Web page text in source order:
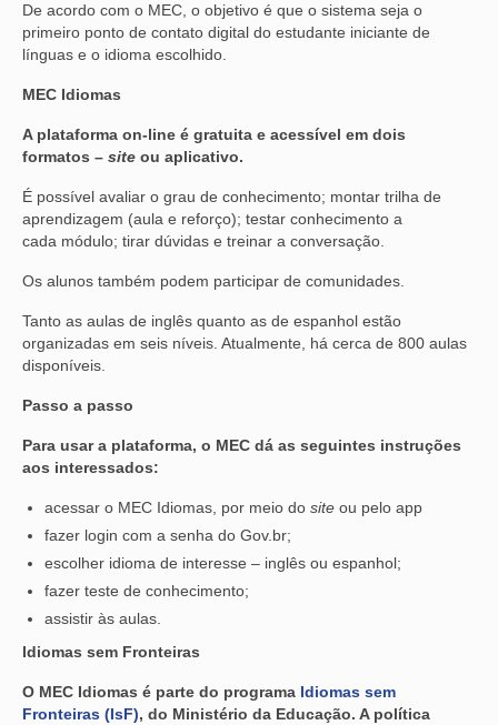
De acordo com o MEC, o objetivo é que o sistema seja o
primeiro ponto de contato digital do estudante iniciante de
línguas e o idioma escolhido.
MEC Idiomas
A plataforma on-line é gratuita e acessível em dois
formatos – site ou aplicativo.
É possível avaliar o grau de conhecimento; montar trilha de
aprendizagem (aula e reforço); testar conhecimento a
cada módulo; tirar dúvidas e treinar a conversação.
Os alunos também podem participar de comunidades.
Tanto as aulas de inglês quanto as de espanhol estão
organizadas em seis níveis. Atualmente, há cerca de 800 aulas
disponíveis.
Passo a passo
Para usar a plataforma, o MEC dá as seguintes instruções
aos interessados:
acessar o MEC Idiomas, por meio do site ou pelo app
fazer login com a senha do Gov.br;
escolher idioma de interesse – inglês ou espanhol;
fazer teste de conhecimento;
assistir às aulas.
Idiomas sem Fronteiras
O MEC Idiomas é parte do programa Idiomas sem
Fronteiras (IsF), do Ministério da Educação. A política